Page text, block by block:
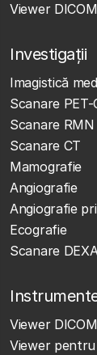
Viewer DICOM
Investigații
Imagistică
Scanare PET-
Scanare RMN
Scanare CT
Mamografie
Angiografie
Angiografie
Ecografie
Scanare
Viewer
Viewer